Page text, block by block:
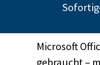
Microsoft